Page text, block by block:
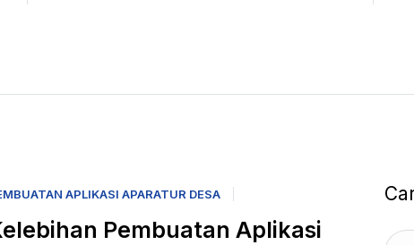
APLIKASI APARATUR DESA
Pembuatan Aplikasi